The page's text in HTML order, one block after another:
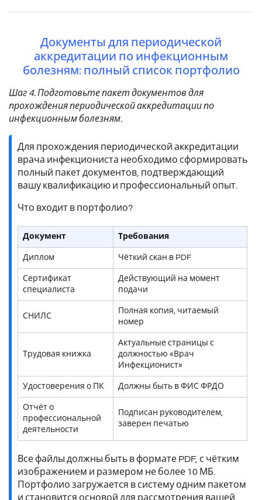
Документы для периодической
аккредитации по инфекционным
болезням: полный список портфолио
Шаг 4. Подготовьте пакет документов для
прохождения периодической аккредитации по
инфекционным болезням.
Для прохождения периодической аккредитации
врача инфекциониста необходимо сформировать
полный пакет документов, подтверждающий
вашу квалификацию и профессиональный опыт.
Что входит в портфолио?
Документ Требования
Диплом Чёткий скан в PDF
Сертификат
специалиста
Действующий на момент
подачи
СНИЛС
Полная копия, читаемый
номер
Трудовая книжка
Актуальные страницы с
должностью «Врач
Инфекционист»
Удостоверения о ПК Должны быть в ФИС ФРДО
Отчёт о
профессиональной
деятельности
Подписан руководителем,
заверен печатью
Все файлы должны быть в формате PDF, с чётким
изображением и размером не более 10 МБ.
Портфолио загружается в систему одним пакетом
и становится основой для рассмотрения вашей